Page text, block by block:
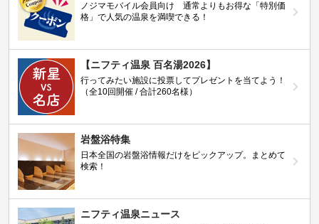
ノジマモバイル会員向け 通常よりもお得な「特別価
格」で人気の温泉を満喫できる！
【ニフティ温泉 百名湯2026】
行ってみたい施設に投票してプレゼントを当てよう！
（全10回開催 / 合計260名様）
岩盤浴特集
日本全国の岩盤浴情報だけをピックアップ。まとめて
検索！
ニフティ温泉ニュース